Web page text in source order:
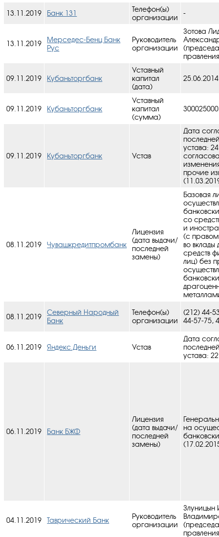
13.11.2019 Банк 131
Телефон(ы)
организации
-
13.11.2019
Мерседес-Бенц Банк
Рус
Руководитель
организации
Зотова
09.11.2019 Кубаньторгбанк
Уставный
капитал
(дата)
25.06.2014
09.11.2019 Кубаньторгбанк
Уставный
капитал
(сумма)
300025000
09.11.2019 Кубаньторгбанк Устав
Дата
устава:
прочие
08.11.2019 Чувашкредитпромбанк
Лицензия
(дата выдачи/
последней
замены)
Базовая
со
и
(с правом
во вклады
средств
лиц) без
08.11.2019
Северный Народный
Банк
Телефон(ы)
организации
(212) 44-
44-57-75,
06.11.2019 Яндекс.Деньги Устав
Дата
устава:
06.11.2019 Банк БЖФ
Лицензия
(дата выдачи/
последней
замены)
на
04.11.2019 Таврический Банк
Руководитель
организации
Злуницын